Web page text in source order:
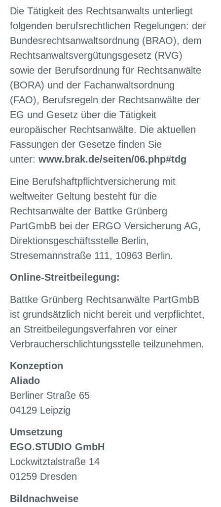
Die Tätigkeit des Rechtsanwalts unterliegt
folgenden berufsrechtlichen Regelungen: der
Bundesrechtsanwaltsordnung (BRAO), dem
Rechtsanwaltsvergütungsgesetz (RVG)
sowie der Berufsordnung für Rechtsanwälte
(BORA) und der Fachanwaltsordnung
(FAO), Berufsregeln der Rechtsanwälte der
EG und Gesetz über die Tätigkeit
europäischer Rechtsanwälte. Die aktuellen
Fassungen der Gesetze finden Sie
unter: www.brak.de/seiten/06.php#tdg
Eine Berufshaftpflichtversicherung mit
weltweiter Geltung besteht für die
Rechtsanwälte der Battke Grünberg
PartGmbB bei der ERGO Versicherung AG,
Direktionsgeschäftsstelle Berlin,
Stresemannstraße 111, 10963 Berlin.
Online-Streitbeilegung:
Battke Grünberg Rechtsanwälte PartGmbB
ist grundsätzlich nicht bereit und verpflichtet,
an Streitbeilegungsverfahren vor einer
Verbraucherschlichtungsstelle teilzunehmen.
Konzeption
Aliado
Berliner Straße 65
04129 Leipzig
Umsetzung
EGO.STUDIO GmbH
Lockwitztalstraße 14
01259 Dresden
Bildnachweise